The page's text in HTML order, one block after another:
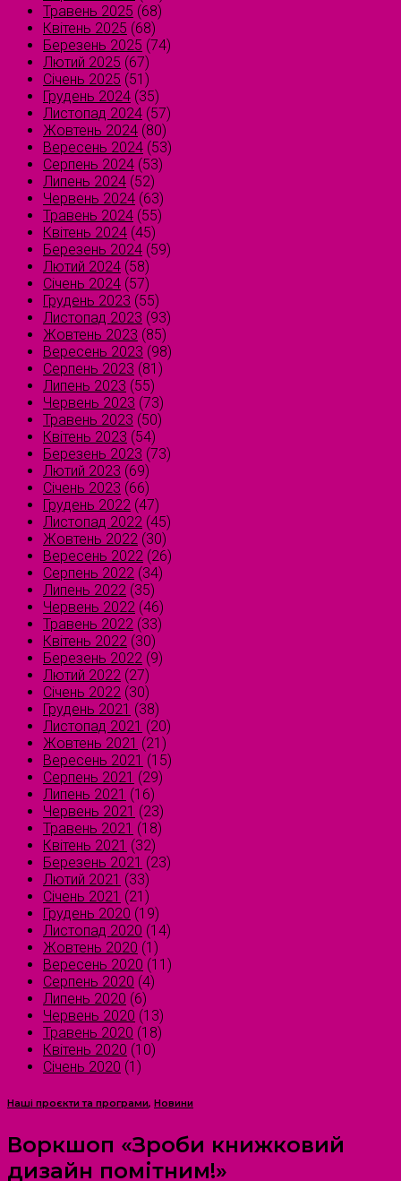
Травень 2025 (68)
Квітень 2025 (68)
Березень 2025 (74)
Лютий 2025 (67)
Січень 2025 (51)
Грудень 2024 (35)
Листопад 2024 (57)
Жовтень 2024 (80)
Вересень 2024 (53)
Серпень 2024 (53)
Липень 2024 (52)
Червень 2024 (63)
Травень 2024 (55)
Квітень 2024 (45)
Березень 2024 (59)
Лютий 2024 (58)
Січень 2024 (57)
Грудень 2023 (55)
Листопад 2023 (93)
Жовтень 2023 (85)
Вересень 2023 (98)
Серпень 2023 (81)
Липень 2023 (55)
Червень 2023 (73)
Травень 2023 (50)
Квітень 2023 (54)
Березень 2023 (73)
Лютий 2023 (69)
Січень 2023 (66)
Грудень 2022 (47)
Листопад 2022 (45)
Жовтень 2022 (30)
Вересень 2022 (26)
Серпень 2022 (34)
Липень 2022 (35)
Червень 2022 (46)
Травень 2022 (33)
Квітень 2022 (30)
Березень 2022 (9)
Лютий 2022 (27)
Січень 2022 (30)
Грудень 2021 (38)
Листопад 2021 (20)
Жовтень 2021 (21)
Вересень 2021 (15)
Серпень 2021 (29)
Липень 2021 (16)
Червень 2021 (23)
Травень 2021 (18)
Квітень 2021 (32)
Березень 2021 (23)
Лютий 2021 (33)
Січень 2021 (21)
Грудень 2020 (19)
Листопад 2020 (14)
Жовтень 2020 (1)
Вересень 2020 (11)
Серпень 2020 (4)
Липень 2020 (6)
Червень 2020 (13)
Травень 2020 (18)
Квітень 2020 (10)
Січень 2020 (1)
Наші проєкти та програми, Новини
Воркшоп «Зроби книжковий
дизайн помітним!»